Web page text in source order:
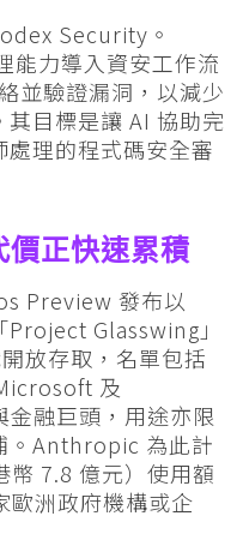
Security。
能力導入資安工作流
並驗證漏洞，以減少
目標是讓 AI 協助完
理的程式碼安全審
正快速累積
Preview 發布以
Glasswing」
放存取，名單包括
及
融巨頭，用途亦限
。Anthropic 為此計
幣 7.8 億元）使用額
歐洲政府機構或企